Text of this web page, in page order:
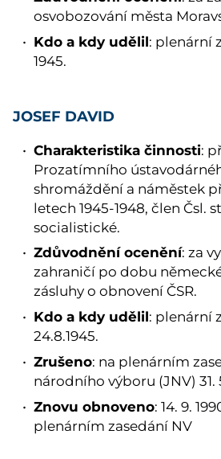
osvobozování města
Kdo a kdy udělil: plenární
1945.
JOSEF DAVID
Charakteristika činnosti:
Prozatímního
shromáždění a náměstek
letech 1945-1948, člen Čsl.
socialistické.
Zdůvodnění ocenění: za
zahraničí po dobu
zásluhy o obnovení ČSR.
Kdo a kdy udělil: plenární
24.8.1945.
Zrušeno: na plenárním
národního výboru (JNV) 31.
Znovu obnoveno: 14. 9.
plenárním zasedání NV